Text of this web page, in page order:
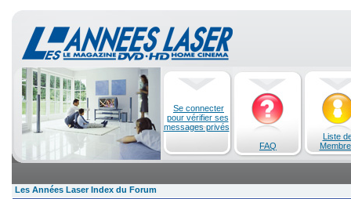
Se connecter
pour vérifier ses
messages privés
FAQ
Liste
Les Années Laser Index du Forum